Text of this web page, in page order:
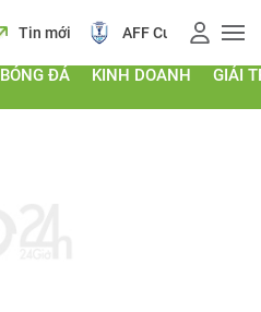
AFF Cup Giá vàng
BÓNG ĐÁ KINH DOANH GIẢI